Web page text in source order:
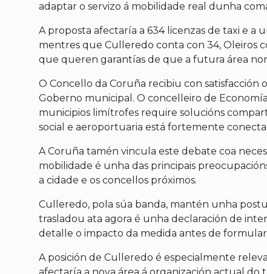
adaptar o servizo á mobilidade real dunha
A proposta afectaría a 634 licenzas de taxi e a
mentres que Culleredo conta con 34, Oleiros
que queren garantías de que a futura área
O Concello da Coruña recibiu con
Goberno municipal. O concelleiro de
municipios limítrofes require solucións
social e aeroportuaria está fortemente
A Coruña tamén vincula este debate coa
mobilidade é unha das principais
a cidade e os concellos próximos.
Culleredo, pola súa banda, mantén unha
trasladou ata agora é unha declaración de
detalle o impacto da medida antes de
A posición de Culleredo é especialmente